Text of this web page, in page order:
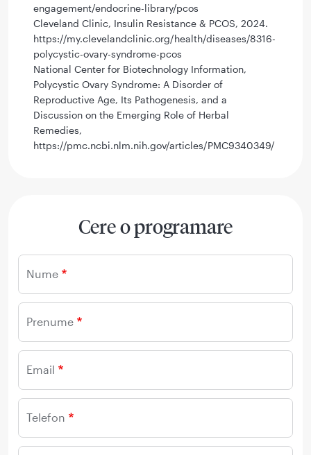
engagement/endocrine-library/pcos
Cleveland Clinic, Insulin Resistance & PCOS, 2024.
https://my.clevelandclinic.org/health/diseases/8316-
polycystic-ovary-syndrome-pcos
National Center for Biotechnology Information,
Polycystic Ovary Syndrome: A Disorder of
Reproductive Age, Its Pathogenesis, and a
Discussion on the Emerging Role of Herbal
Remedies,
https://pmc.ncbi.nlm.nih.gov/articles/PMC9340349/
Cere o programare
Nume
Prenume
Email
Telefon